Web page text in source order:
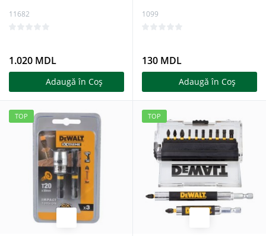
11682
1.020 MDL
Adaugă în Coş
1099
130 MDL
Adaugă în Coş
TOP TOP